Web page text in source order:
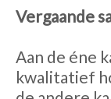
Vergaande
Aan de éne
kwalitatief